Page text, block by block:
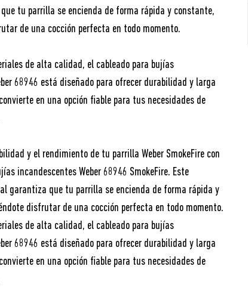
tu parrilla se encienda de forma rápida y constante,
de una cocción perfecta en todo momento.
de alta calidad, el cableado para bujías
68946 está diseñado para ofrecer durabilidad y larga
en una opción fiable para tus necesidades de
y el rendimiento de tu parrilla Weber SmokeFire con
incandescentes Weber 68946 SmokeFire. Este
garantiza que tu parrilla se encienda de forma rápida y
disfrutar de una cocción perfecta en todo momento.
de alta calidad, el cableado para bujías
68946 está diseñado para ofrecer durabilidad y larga
en una opción fiable para tus necesidades de